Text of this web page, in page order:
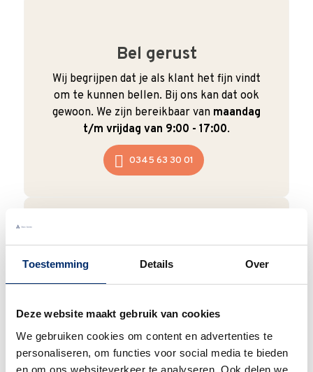
Toestemming Details Over
Deze website maakt gebruik van cookies
We gebruiken cookies om content en advertenties te
personaliseren, om functies voor social media te bieden
en om ons websiteverkeer te analyseren. Ook delen we
Bel gerust
Wij begrijpen dat je als klant het fijn vindt
om te kunnen bellen. Bij ons kan dat ook
gewoon. We zijn bereikbaar van maandag
t/m vrijdag van 9:00 - 17:00.
0345 63 30 01
Duurzaam
We verpakken onze producten zorgvuldig
papier.Vanaf € 55,-wordt jouw bestelling
ook nog eens helemaalgratis verzonden.